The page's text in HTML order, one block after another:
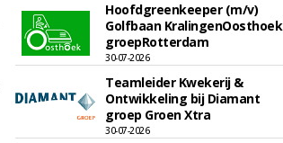
Hoofdgreenkeeper (m/v)
Golfbaan KralingenOosthoek
groepRotterdam
30-07-2026
Teamleider Kwekerij &
Ontwikkeling bij Diamant
groep Groen Xtra
30-07-2026